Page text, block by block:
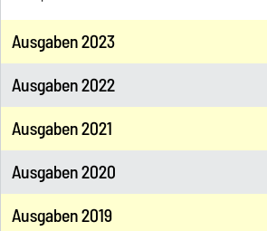
Ausgaben 2023
Ausgaben 2022
Ausgaben 2021
Ausgaben 2020
Ausgaben 2019